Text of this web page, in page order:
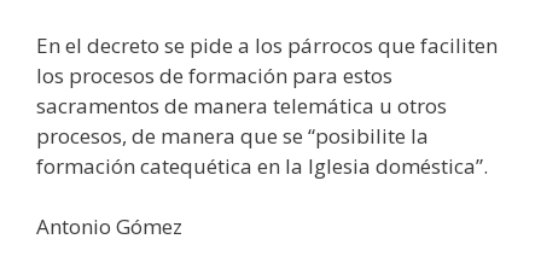
En el decreto se pide a los párrocos que faciliten
los procesos de formación para estos
sacramentos de manera telemática u otros
procesos, de manera que se “posibilite la
formación catequética en la Iglesia doméstica”.
Antonio Gómez